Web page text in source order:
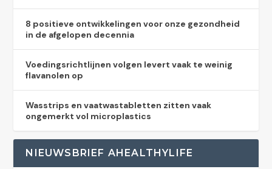
8 positieve ontwikkelingen voor onze gezondheid
in de afgelopen decennia
Voedingsrichtlijnen volgen levert vaak te weinig
flavanolen op
Wasstrips en vaatwastabletten zitten vaak
ongemerkt vol microplastics
NIEUWSBRIEF AHEALTHYLIFE